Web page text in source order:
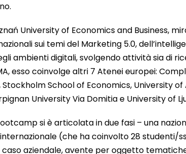
University of Economics and Business,
sui temi del Marketing 5.0,
ambienti digitali, svolgendo attività sia di
esso coinvolge altri 7 Atenei europei:
School of Economics, University
University Via Domitia e University of
si è articolata in due fasi – una
(che ha coinvolto 28 studenti/
aziendale, avente per oggetto